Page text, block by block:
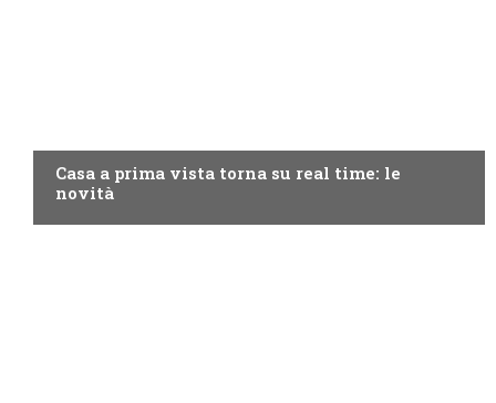
Casa a prima vista torna su real time: le
novità